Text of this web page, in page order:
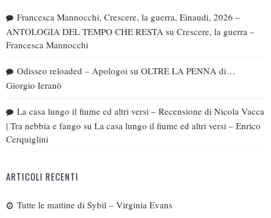
Francesca Mannocchi, Crescere, la guerra, Einaudi, 2026 –
ANTOLOGIA DEL TEMPO CHE RESTA su Crescere, la guerra –
Francesca Mannocchi
Odisseo reloaded – Apologoi su OLTRE LA PENNA di…
Giorgio Ieranò
La casa lungo il fiume ed altri versi – Recensione di Nicola Vacca
| Tra nebbia e fango su La casa lungo il fiume ed altri versi – Enrico
Cerquiglini
ARTICOLI RECENTI
Tutte le mattine di Sybil – Virginia Evans